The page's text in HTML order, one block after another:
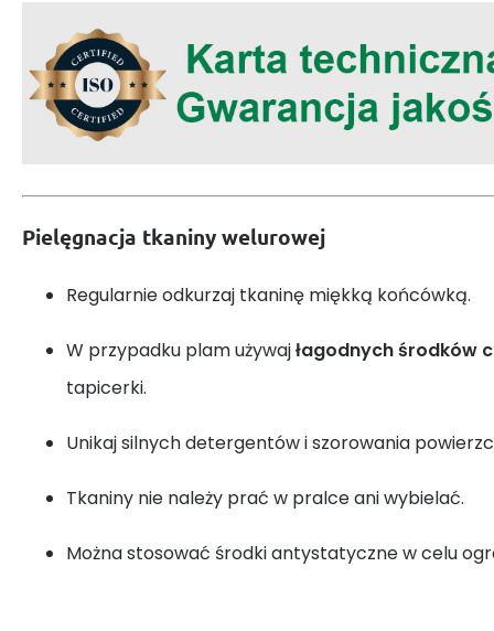
Pielęgnacja tkaniny welurowej
Regularnie odkurzaj tkaninę miękką końcówką.
W przypadku plam używajłagodnych środków
tapicerki.
Unikaj silnych detergentów i szorowania
Tkaniny nie należy prać w pralce ani wybielać.
Można stosować środki antystatyczne w celu